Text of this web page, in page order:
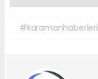
#karamanhaberleri